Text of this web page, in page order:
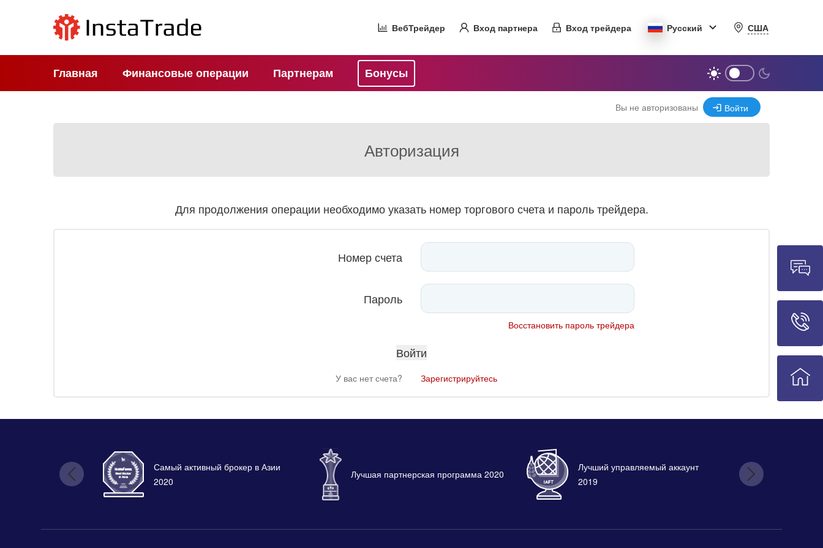
ВебТрейдер Вход партнера Вход трейдера Русский США
Главная Финансовые операции Партнерам Бонусы
Вы не авторизованы Войти
Авторизация
Для продолжения операции необходимо указать номер торгового счета и пароль трейдера.
Номер счета
Пароль
Восстановить пароль трейдера
У вас нет счета? Зарегистрируйтесь
Самый активный брокер в Азии
2020
Лучшая партнерская программа 2020
Лучший управляемый аккаунт
2019